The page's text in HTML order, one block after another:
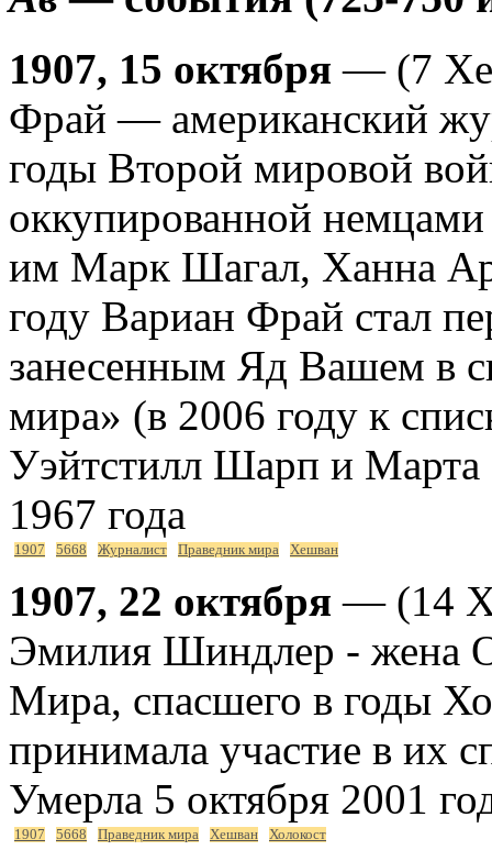
1907, 15 октября — (7
Фрай — американский
годы Второй мировой
оккупированной
им Марк Шагал, Ханна
году Вариан Фрай стал
занесенным Яд Вашем в
мира» (в 2006 году к
Уэйтстилл Шарп и
1967 года
1907 5668 Журналист Праведник мира Хешван
1907, 22 октября — (14
Эмилия Шиндлер - жена
Мира, спасшего в годы
принимала участие в их
Умерла 5 октября 2001
1907 5668 Праведник мира Хешван Холокост